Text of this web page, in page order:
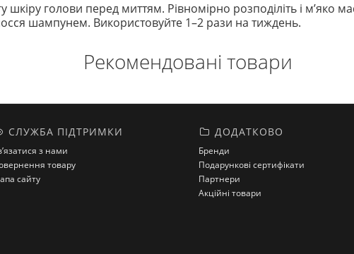
шкіру голови перед миттям. Рівномірно розподіліть і м’яко
шампунем. Використовуйте 1–2 рази на тиждень.
Рекомендовані товари
СЛУЖБА ПІДТРИМКИ
з нами
товару
сайту
ДОДАТКОВО
Бренди
Подарункові сертифікати
Партнери
Акційні товари